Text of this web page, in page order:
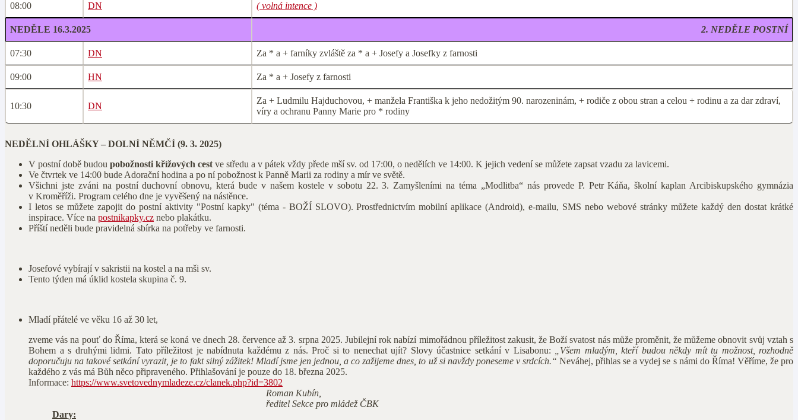
08:00 DN ( volná intence )
NEDĚLE 16.3.2025 2. NEDĚLE POSTNÍ
07:30 DN Za * a + farníky zvláště za * a + Josefy a Josefky z farnosti
09:00 HN Za * a + Josefy z farnosti
10:30 DN
Za + Ludmilu Hajduchovou, + manžela Františka k jeho nedožitým 90. narozeninám, + rodiče z obou stran a celou + rodinu a za dar zdraví,
víry a ochranu Panny Marie pro * rodiny
NEDĚLNÍ OHLÁŠKY – DOLNÍ NĚMČÍ (9. 3. 2025)
V postní době budou pobožnosti křížových cest ve středu a v pátek vždy přede mší sv. od 17:00, o nedělích ve 14:00. K jejich vedení se můžete zapsat vzadu za lavicemi.
Ve čtvrtek ve 14:00 bude Adorační hodina a po ní pobožnost k Panně Marii za rodiny a mír ve světě.
Všichni jste zváni na postní duchovní obnovu, která bude v našem kostele v sobotu 22. 3. Zamyšleními na téma „Modlitba“ nás provede P. Petr Káňa, školní kaplan Arcibiskupského gymnázia
v Kroměříži. Program celého dne je vyvěšený na nástěnce.
I letos se můžete zapojit do postní aktivity "Postní kapky" (téma - BOŽÍ SLOVO). Prostřednictvím mobilní aplikace (Android), e-mailu, SMS nebo webové stránky můžete každý den dostat krátké
inspirace. Více na postnikapky.cz nebo plakátku.
Příští neděli bude pravidelná sbírka na potřeby ve farnosti.
Josefové vybírají v sakristii na kostel a na mši sv.
Tento týden má úklid kostela skupina č. 9.
Mladí přátelé ve věku 16 až 30 let,
zveme vás na pouť do Říma, která se koná ve dnech 28. července až 3. srpna 2025. Jubilejní rok nabízí mimořádnou příležitost zakusit, že Boží svatost nás může proměnit, že můžeme obnovit svůj vztah s
Bohem a s druhými lidmi. Tato příležitost je nabídnuta každému z nás. Proč si to nenechat ujít? Slovy účastnice setkání v Lisabonu:
„Všem mladým, kteří budou někdy mít tu možnost, rozhodně
doporučuju na takové setkání vyrazit, je to fakt silný zážitek! Mladí jsme jen jednou, a co zažijeme dnes, to už si navždy poneseme v srdcích.“Neváhej, přihlas se a vydej se s námi do Říma! Věříme, že pro
každého z vás má Bůh něco připraveného. Přihlašování je pouze do 18. března 2025.
Informace: https://www.svetovednymladeze.cz/clanek.php?id=3802
Roman Kubín,
ředitel Sekce pro mládež ČBK
Dary: